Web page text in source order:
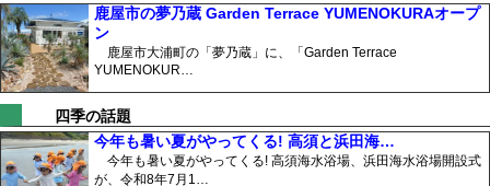
鹿屋市の夢乃蔵 Garden Terrace YUMENOKURAオープ
ン
鹿屋市大浦町の「夢乃蔵」に、「Garden Terrace
YUMENOKUR…
四季の話題
今年も暑い夏がやってくる! 高須と浜田海…
今年も暑い夏がやってくる! 高須海水浴場、浜田海水浴場開設式
が、令和8年7月1…